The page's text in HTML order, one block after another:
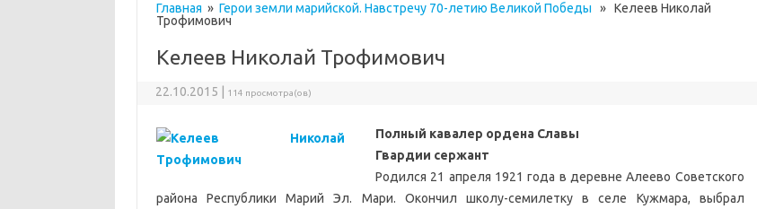
Главная » Герои земли марийской. Навстречу 70-летию Великой Победы » Келеев Николай
Трофимович
Келеев Николай Трофимович
22.10.2015 | 114 просмотра(ов)
Полный кавалер ордена Славы
Гвардии сержант
Родился 21 апреля 1921 года в деревне Алеево Советского
района Республики Марий Эл. Мари. Окончил школу-семилетку в селе Кужмара, выбрал